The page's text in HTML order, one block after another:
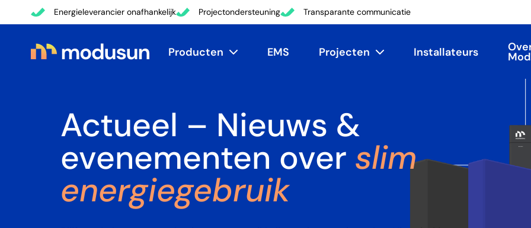
Energieleverancier onafhankelijk Projectondersteuning Transparante communicatie
Producten EMS Projecten Installateurs
Actueel – Nieuws &
evenementen over slim
energiegebruik